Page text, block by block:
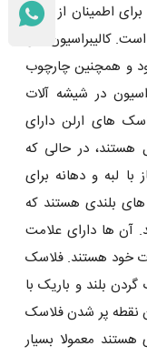
اطمینان از نتایج
کالیبراسیون قبل
و همچنین چارچوب
در شیشه آلات
های ارلن دارای
در حالی که
لبه و دهانه برای
بلندی هستند که
آن ها دارای علامت
خود هستند. فلاسک
بلند و باریک با
نقطه پر شدن فلاسک
معمولا بسیار